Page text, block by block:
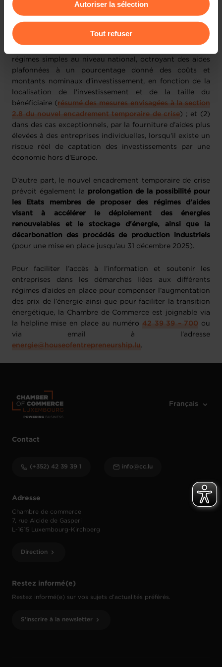
flottante en bas à gauche de chaque page.
Pour de plus amples informations sur la manière dont
nous utilisons lescookies et sommes amenés à traiter
vos données personnelles, vous pouvez consulter notre
Charte d’usage des cookieset notre Politique de
protection des données personnelles
Autoriser la sélection
Tout refuser
critiques
correspondantes.
régimes simples au niveau national, octroyant des aides
plafonnées à un pourcentage donné des coûts et
montants nominaux d'investissement, en fonction de la
localisation de l'investissement et de la taille du
bénéficiaire ( résumé des mesures envisagées à la section
2.8 du nouvel encadrement temporaire de crise) ; et (2)
dans des cas exceptionnels, par la fourniture d’aides plus
élevées à des entreprises individuelles, lorsqu'il existe un
risque réel de captation des investissements par une
économie hors d'Europe.
D’autre part, le nouvel encadrement temporaire de crise
prévoit également la
prolongation de la possibilité pour
les Etats membres de proposer des régimes d’aides
visant à accélérer le déploiement des énergies
renouvelables et le stockage d'énergie, ainsi que la
décarbonation des procédés de production industriels
(pour une mise en place jusqu'au 31 décembre 2025).
Pour faciliter l’accès à l’information et soutenir les
entreprises dans les démarches liées aux différents
régimes d’aides en place pour compenser l’augmentation
des prix de l’énergie ainsi que pour faciliter la transition
énergétique, la Chambre de Commerce est joignable via
la helpline mise en place au numéro42 39 39 – 700
ou
via email à l’adresse
energie@houseofentrepreneurship.lu.
Restez informé(e)
Restez informé(e) sur vos sujets d’actualités préférés.
S'inscrire à la newsletter
Adresse
Chambre de commerce
7, rue Alcide de Gasperi
L-1615 Luxembourg-Kirchberg
Direction
Contact
(+352) 42 39 39 1 info@cc.lu